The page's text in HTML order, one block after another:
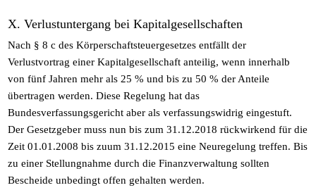
X. Verlustuntergang bei Kapitalgesellschaften
Nach § 8 c des Körperschaftsteuergesetzes entfällt der
Verlustvortrag einer Kapitalgesellschaft anteilig, wenn innerhalb
von fünf Jahren mehr als 25 % und bis zu 50 % der Anteile
übertragen werden. Diese Regelung hat das
Bundesverfassungsgericht aber als verfassungswidrig eingestuft.
Der Gesetzgeber muss nun bis zum 31.12.2018 rückwirkend für die
Zeit 01.01.2008 bis zuum 31.12.2015 eine Neuregelung treffen. Bis
zu einer Stellungnahme durch die Finanzverwaltung sollten
Bescheide unbedingt offen gehalten werden.